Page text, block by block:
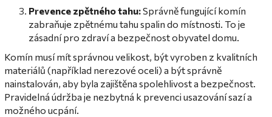
Prevence zpětného tahu:Správně fungující komín
zabraňuje zpětnému tahu spalin do místnosti. To je
zásadní pro zdraví a bezpečnost obyvatel domu.
Komín musí mít správnou velikost, být vyroben z kvalitních
materiálů (například nerezové oceli) a být správně
nainstalován, aby byla zajištěna spolehlivost a bezpečnost.
Pravidelná údržba je nezbytná k prevenci usazování sazí a
možného ucpání.